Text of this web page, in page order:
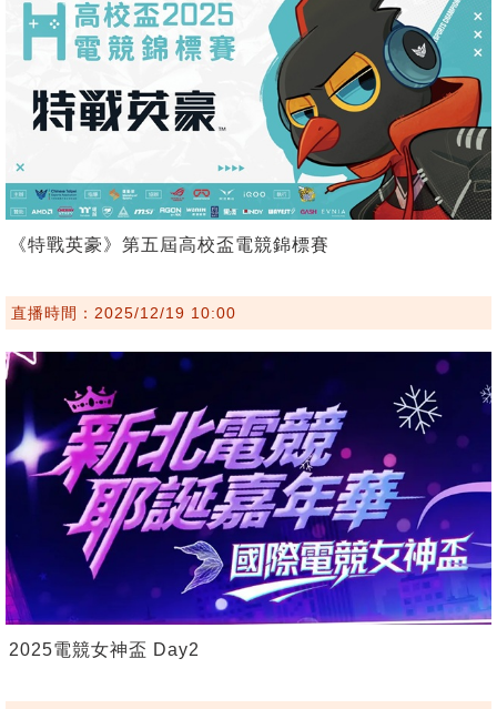
《特戰英豪》第五屆高校盃電競錦標賽
直播時間：2025/12/19 10:00
2025電競女神盃 Day2